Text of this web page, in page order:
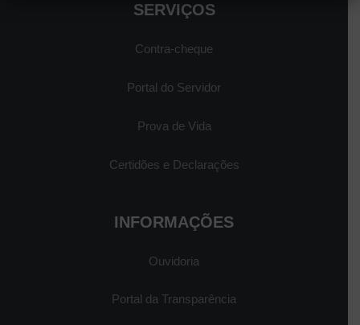
SERVIÇOS
Contra-cheque
Portal do Servidor
Prova de Vida
Certidões e Declarações
INFORMAÇÕES
Ouvidoria
Portal da Transparência